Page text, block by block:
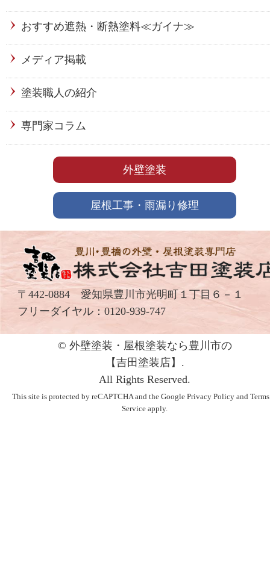
おすすめ遮熱・断熱塗料≪ガイナ≫
メディア掲載
塗装職人の紹介
専門家コラム
外壁塗装
屋根工事・雨漏り修理
〒442-0884 愛知県豊川市光明町１丁目６－１
フリーダイヤル： 0120-939-747
© 外壁塗装・屋根塗装なら豊川市の
【吉⽥塗装店】.
All Rights Reserved.
This site is protected by reCAPTCHA and the Google Privacy Policyand
Service apply.